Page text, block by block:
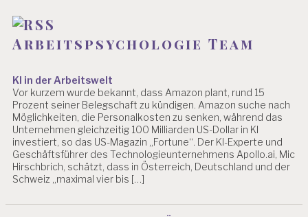
Arbeitspsychologie Team
KI in der Arbeitswelt
Vor kurzem wurde bekannt, dass Amazon plant, rund 15
Prozent seiner Belegschaft zu kündigen. Amazon suche nach
Möglichkeiten, die Personalkosten zu senken, während das
Unternehmen gleichzeitig 100 Milliarden US-Dollar in KI
investiert, so das US-Magazin „Fortune“. Der KI-Experte und
Geschäftsführer des Technologieunternehmens Apollo.ai, Mic
Hirschbrich, schätzt, dass in Österreich, Deutschland und der
Schweiz „maximal vier bis […]